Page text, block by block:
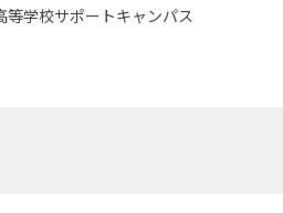
等学校サポートキャンパス